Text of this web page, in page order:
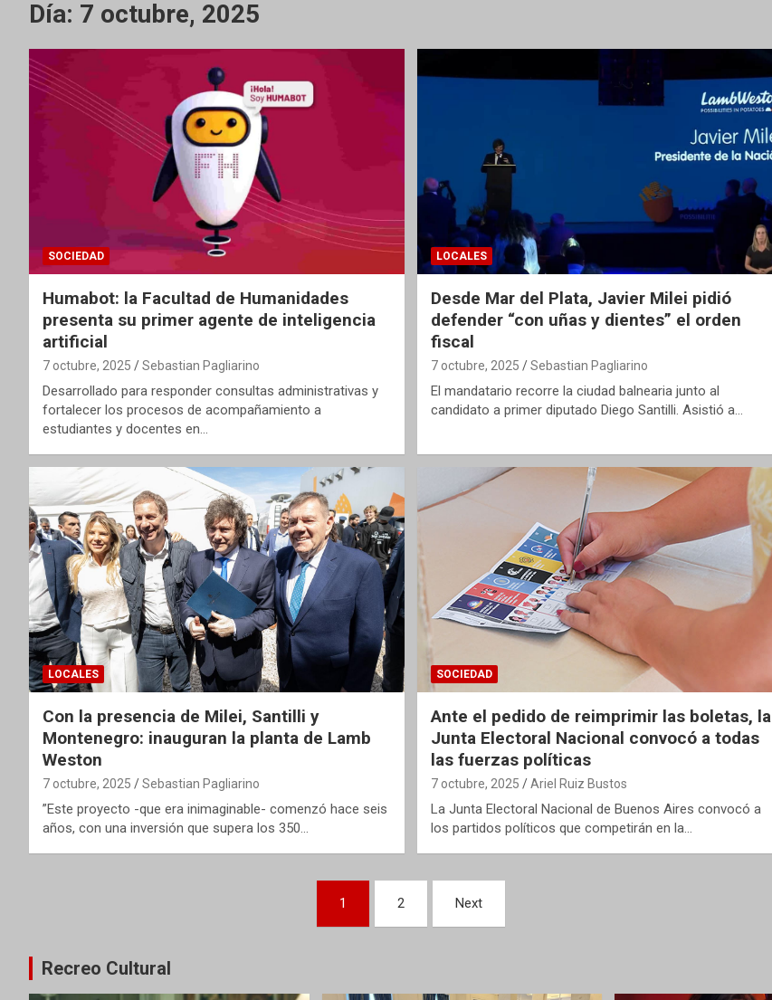
Día: 7 octubre, 2025
SOCIEDAD
Humabot: la Facultad de Humanidades
presenta su primer agente de inteligencia
artificial
7 octubre, 2025 Sebastian Pagliarino
Desarrollado para responder consultas administrativas y
fortalecer los procesos de acompañamiento a
estudiantes y docentes en…
LOCALES
Desde Mar del Plata, Javier Milei pidió
defender “con uñas y dientes” el orden
fiscal
7 octubre, 2025 Sebastian Pagliarino
El mandatario recorre la ciudad balnearia junto al
candidato a primer diputado Diego Santilli. Asistió a…
LOCALES
Con la presencia de Milei, Santilli y
Montenegro: inauguran la planta de Lamb
Weston
7 octubre, 2025 Sebastian Pagliarino
”Este proyecto -que era inimaginable- comenzó hace seis
años, con una inversión que supera los 350…
SOCIEDAD
Ante el pedido de reimprimir las boletas, la
Junta Electoral Nacional convocó a todas
las fuerzas políticas
7 octubre, 2025 Ariel Ruiz Bustos
La Junta Electoral Nacional de Buenos Aires convocó a
los partidos políticos que competirán en la…
entradas
1 2 Next
Recreo Cultural